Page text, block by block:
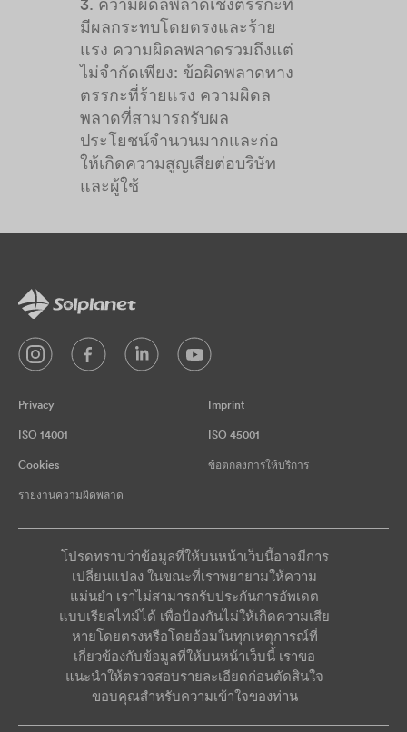
3. ความผิดลพลาดเชิงตรรกะที่
มีผลกระทบโดยตรงและร้าย
แรง ความผิดลพลาดรวมถึงแต่
ไม่จำกัดเพียง: ข้อผิดพลาดทาง
ตรรกะที่ร้ายแรง ความผิดล
พลาดที่สามารถรับผล
ประโยชน์จำนวนมากและก่อ
ให้เกิดความสูญเสียต่อบริษัท
และผู้ใช้
Privacy Imprint
ISO 14001 ISO 45001
Cookies ข้อตกลงการให้บริการ
รายงานความผิดพลาด
โปรดทราบว่าข้อมูลที่ให้บนหน้าเว็บนี้อาจมีการ
เปลี่ยนแปลง ในขณะที่เราพยายามให้ความ
แม่นยำ เราไม่สามารถรับประกันการอัพเดต
แบบเรียลไทม์ได้ เพื่อป้องกันไม่ให้เกิดความเสีย
หายโดยตรงหรือโดยอ้อมในทุกเหตุการณ์ที่
เกี่ยวข้องกับข้อมูลที่ให้บนหน้าเว็บนี้ เราขอ
แนะนำให้ตรวจสอบรายละเอียดก่อนตัดสินใจ
ขอบคุณสำหรับความเข้าใจของท่าน